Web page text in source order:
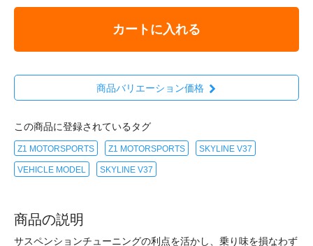
カートに入れる
商品バリエーション価格
この商品に登録されているタグ
Z1 MOTORSPORTS Z1 MOTORSPORTS SKYLINE V37
VEHICLE MODEL SKYLINE V37
商品の説明
サスペンションチューニングの利点を活かし、乗り味を損なわず